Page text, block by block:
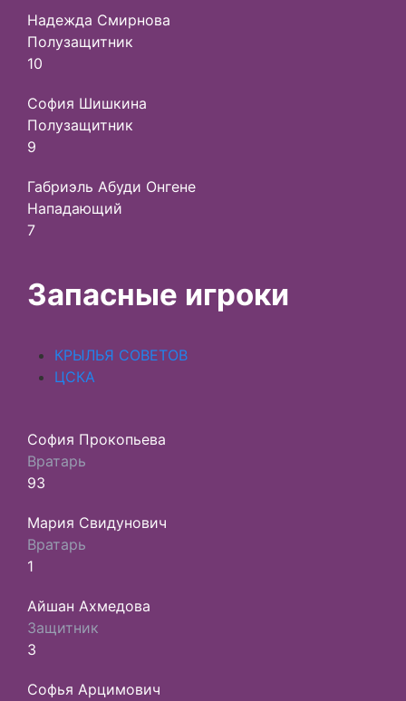
Надежда Смирнова
Полузащитник
10
София Шишкина
Полузащитник
9
Габриэль Абуди Онгене
Нападающий
7
Запасные игроки
КРЫЛЬЯ СОВЕТОВ
ЦСКА
София Прокопьева
Вратарь
93
Мария Свидунович
Вратарь
1
Айшан Ахмедова
Защитник
3
Софья Арцимович